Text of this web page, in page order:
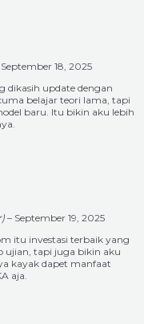
September 18, 2025
dikasih update dengan
belajar teori lama, tapi
baru. Itu bikin aku lebih
– September 19, 2025
itu investasi terbaik yang
ujian, tapi juga bikin aku
kayak dapet manfaat
aja.